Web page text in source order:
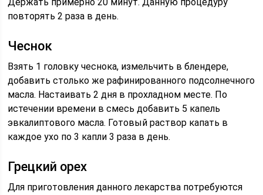
повторять 2 раза в день.
Чеснок
Взять 1 головку чеснока, измельчить в блендере,
добавить столько же рафинированного подсолнечного
масла. Настаивать 2 дня в прохладном месте. По
истечении времени в смесь добавить 5 капель
эвкалиптового масла. Готовый раствор капать в
каждое ухо по 3 капли 3 раза в день.
Грецкий орех
Для приготовления данного лекарства потребуются